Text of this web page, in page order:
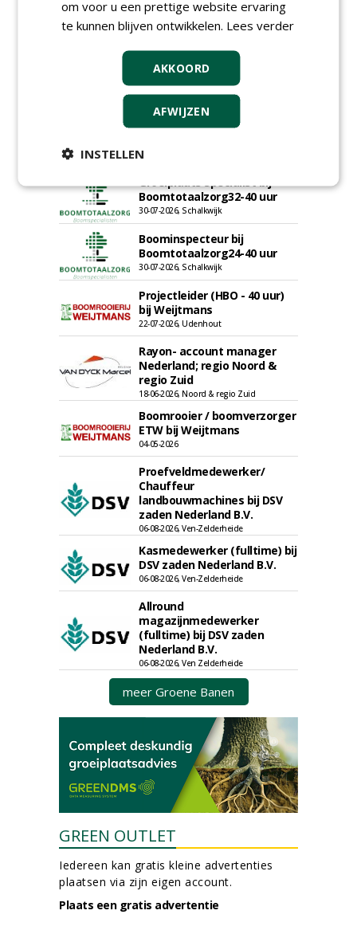
Groeiplaats specialist bij
Boomtotaalzorg32-40 uur
30-07-2026, Schalkwijk
Boominspecteur bij
Boomtotaalzorg24-40 uur
30-07-2026, Schalkwijk
Projectleider (HBO - 40 uur)
bij Weijtmans
22-07-2026, Udenhout
Rayon- account manager
Nederland; regio Noord &
regio Zuid
18-06-2026, Noord & regio Zuid
Boomrooier / boomverzorger
ETW bij Weijtmans
04-05-2026
Proefveldmedewerker/
Chauffeur
landbouwmachines bij DSV
zaden Nederland B.V.
06-08-2026, Ven-Zelderheide
Kasmedewerker (fulltime) bij
DSV zaden Nederland B.V.
06-08-2026, Ven-Zelderheide
Allround
magazijnmedewerker
(fulltime) bij DSV zaden
Nederland B.V.
06-08-2026, Ven Zelderheide
meer Groene Banen
GREEN OUTLET
Iedereen kan gratis kleine advertenties
plaatsen via zijn eigen account.
Plaats een gratis advertentie
om voor u een prettige website ervaring
te kunnen blijven ontwikkelen. Lees verder
AKKOORD
AFWIJZEN
INSTELLEN